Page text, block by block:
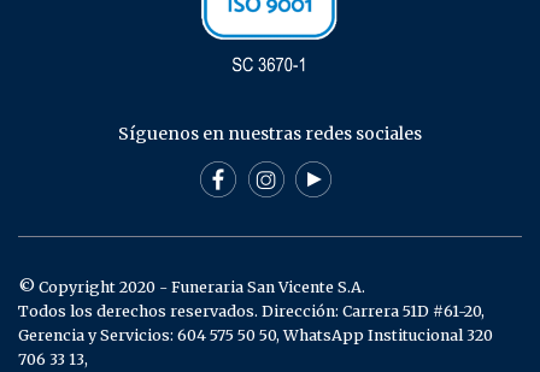
Síguenos en nuestras redes sociales
© Copyright 2020 - Funeraria San Vicente S.A.
Todos los derechos reservados. Dirección: Carrera 51D #61-20,
Gerencia y Servicios: 604 575 50 50, WhatsApp Institucional 320
706 33 13,